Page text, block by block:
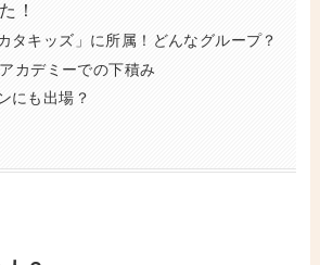
！
タキッズ」に所属！どんなグループ？
カデミーでの下積み
にも出場？